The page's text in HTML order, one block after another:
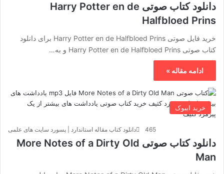
دانلود کتاب صوتی Harry Potter en de
Halfbloed Prins
خرید فایل صوتی Harry Potter en de Halfbloed Prins برای دانلود
کتاب صوتی Harry Potter en de Halfbloed Prins و به…
ادامه مقاله »
خرید ایبوک
دانلود کتاب مقاله استاندارد | پسورد سایت های علمی
دانلود کتاب صوتی More Notes of a Dirty Old
Man